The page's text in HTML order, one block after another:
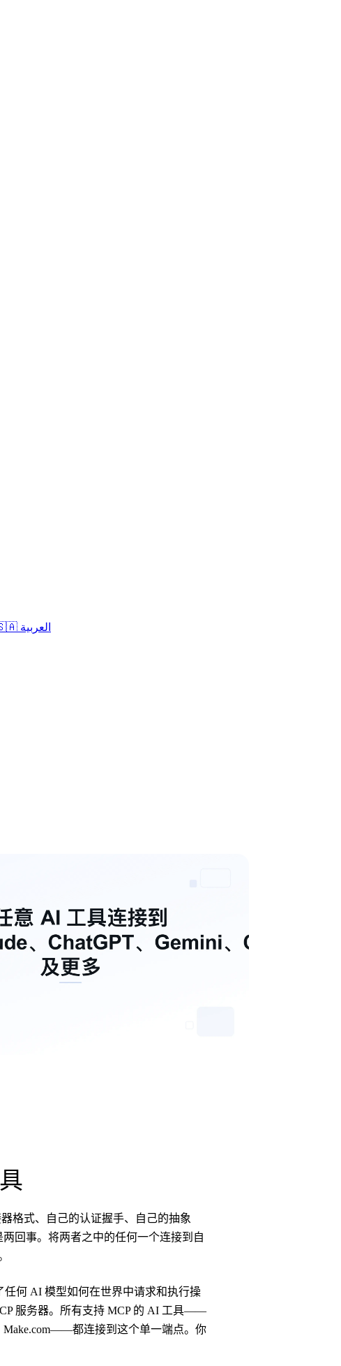
🇸🇦 العربية
格式、自己的认证握手、自己的抽象
回事。将两者之中的任何一个连接到自
何 AI 模型如何在世界中请求和执行操
服务器。所有支持 MCP 的 AI 工具——
Make.com——都连接到这个单一端点。你